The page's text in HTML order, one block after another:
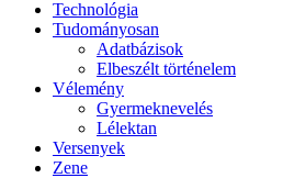
Technológia
Tudományosan
Adatbázisok
Elbeszélt történelem
Vélemény
Gyermeknevelés
Lélektan
Versenyek
Zene